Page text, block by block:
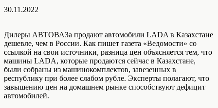
30.11.2022
Дилеры АВТОВАЗа продают автомобили LADA в Казахстане
дешевле, чем в России. Как пишет газета «Ведомости» со
ссылкой на свои источники, разница цен объясняется тем, что
машины LADA, которые продаются сейчас в Казахстане,
были собраны из машинокомплектов, завезенных в
республику при более слабом рубле. Эксперты полагают, что
завышению цен на домашнем рынке способствуют дефицит
автомобилей.